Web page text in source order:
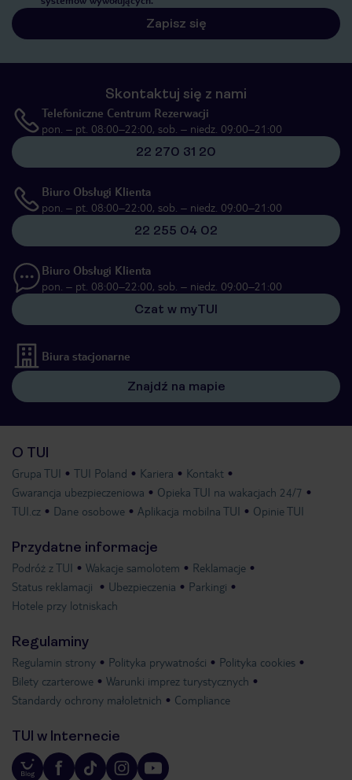
Zapisz się
Skontaktuj się z nami
Telefoniczne Centrum Rezerwacji
pon. – pt. 08:00–22:00, sob. – niedz. 09:00–21:00
22 270 31 20
Biuro Obsługi Klienta
pon. – pt. 08:00–22:00, sob. – niedz. 09:00–21:00
22 255 04 02
Biuro Obsługi Klienta
pon. – pt. 08:00–22:00, sob. – niedz. 09:00–21:00
Czat w myTUI
Biura stacjonarne
Znajdź na mapie
O TUI
Grupa TUI TUI Poland Kariera
Kontakt
Gwarancja ubezpieczeniowa
Opieka TUI na wakacjach 24/7
TUI.cz
Dane osobowe Aplikacja mobilna TUI Opinie TUI
Przydatne informacje
Podróż z TUI Wakacje samolotem
Reklamacje
Status reklamacji
Ubezpieczenia
Parkingi
Hotele przy lotniskach
Regulaminy
Regulamin strony Polityka prywatności
Polityka cookies
Bilety czarterowe
Warunki imprez turystycznych
Standardy ochrony małoletnich
Compliance
TUI w Internecie